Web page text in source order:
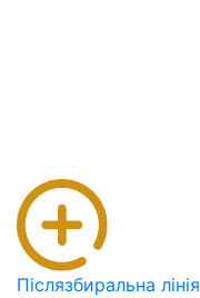
Післязбиральна лінія